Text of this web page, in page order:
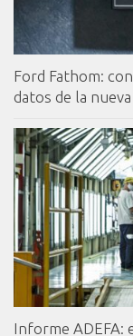
Ford Fathom:
datos de la
Informe ADEFA: